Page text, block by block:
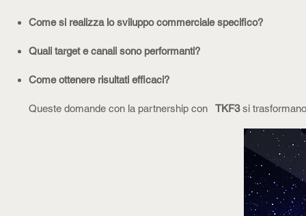
Come si realizza lo sviluppo commerciale specifico?
Quali target e canali sono performanti?
Come ottenere risultati efficaci?
Queste domande con la partnership con TKF3si trasformano